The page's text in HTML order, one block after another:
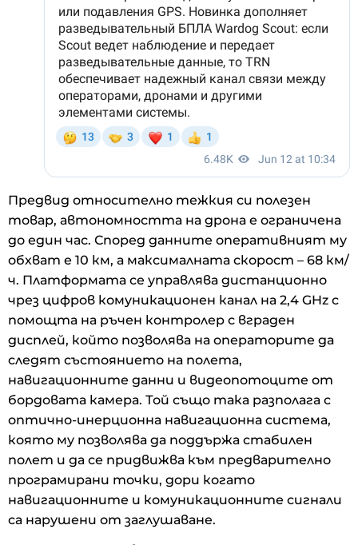
Предвид относително тежкия си полезен
товар, автономността на дрона е ограничена
до един час. Според данните оперативният му
обхват е 10 км, а максималната скорост – 68 км/
ч. Платформата се управлява дистанционно
чрез цифров комуникационен канал на 2,4 GHz с
помощта на ръчен контролер с вграден
дисплей, който позволява на операторите да
следят състоянието на полета,
навигационните данни и видеопотоците от
бордовата камера. Той също така разполага с
оптично-инерционна навигационна система,
която му позволява да поддържа стабилен
полет и да се придвижва към предварително
програмирани точки, дори когато
навигационните и комуникационните сигнали
са нарушени от заглушаване.